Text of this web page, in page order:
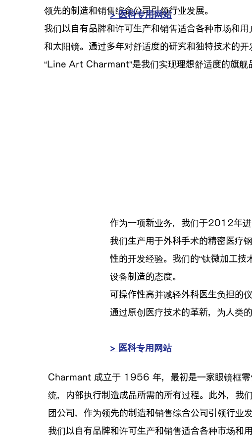
作为一项新业务，我们于2012年进
我们生产用于外科手术的精密医疗
性的开发经验。我们的“钛微加工
设备制造的态度。
可操作性高并减轻外科医生负担的
通过原创医疗技术的革新，为人类
> 医科专用网站
Charmant 成立于 1956 年，最初是一家眼镜框零
统，内部执行制造成品所需的所有过程。此外，
团公司，作为领先的制造和销售综合公司引领行业发
我们以自有品牌和许可生产和销售适合各种市场和
领先的制造和销售综合公司引领行业发展。
我们以自有品牌和许可生产和销售适合各种市场和
和太阳镜。通过多年对舒适度的研究和独特技术的开
“Line Art Charmant”是我们实现理想舒适度的旗舰
> 医科专用网站